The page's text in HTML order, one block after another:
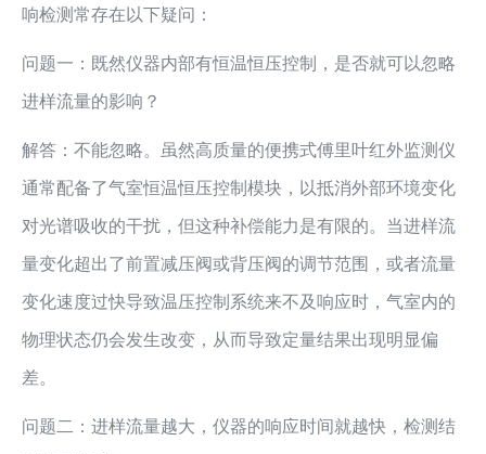
响检测常存在以下疑问：
问题一：既然仪器内部有恒温恒压控制，是否就可以忽略
进样流量的影响？
解答：不能忽略。虽然高质量的便携式傅里叶红外监测仪
通常配备了气室恒温恒压控制模块，以抵消外部环境变化
对光谱吸收的干扰，但这种补偿能力是有限的。当进样流
量变化超出了前置减压阀或背压阀的调节范围，或者流量
变化速度过快导致温压控制系统来不及响应时，气室内的
物理状态仍会发生改变，从而导致定量结果出现明显偏
差。
问题二：进样流量越大，仪器的响应时间就越快，检测结